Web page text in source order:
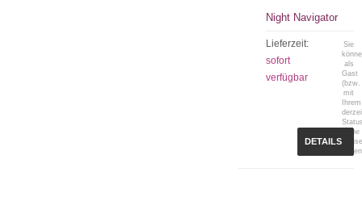
Night Navigator
Lieferzeit:
sofort
verfügbar
Sie
als
Gast
(bzw.
mit
Ihrem
keine
DETAILS